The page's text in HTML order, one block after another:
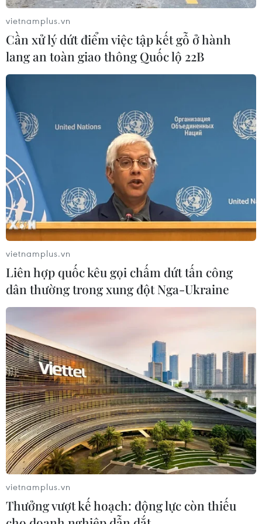
vietnamplus.vn
Cần xử lý dứt điểm việc tập kết gỗ ở hành
lang an toàn giao thông Quốc lộ 22B
vietnamplus.vn
Liên hợp quốc kêu gọi chấm dứt tấn công
dân thường trong xung đột Nga-Ukraine
vietnamplus.vn
Thưởng vượt kế hoạch: động lực còn thiếu